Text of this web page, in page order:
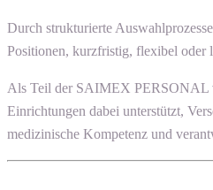
Durch strukturierte
Positionen, kurzfristig, flexibel oder
Als Teil der SAIMEX PERSONAL
Einrichtungen dabei unterstützt,
medizinische Kompetenz und